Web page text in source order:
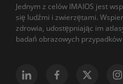
Jednym z celów IMAIOS jest
się ludźmi i zwierzętami.
zdrowia, udostępniając im
badań obrazowych